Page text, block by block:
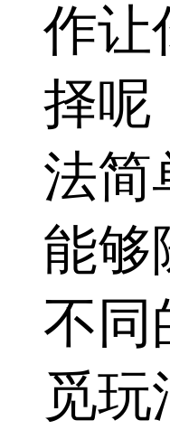
作让
择呢
法简
能够
不同
觅玩